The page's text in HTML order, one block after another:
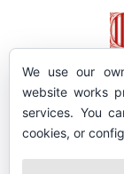
We use our
website works
services. You
cookies, or